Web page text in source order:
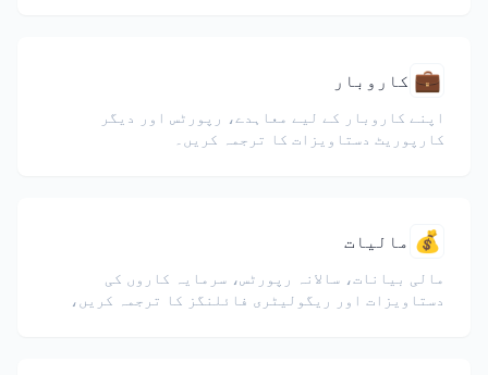
💼 کاروبار
اپنے کاروبار کے لیے معاہدے، رپورٹس اور دیگر
کارپوریٹ دستاویزات کا ترجمہ کریں۔
💰 مالیات
مالی بیانات، سالانہ رپورٹس، سرمایہ کاروں کی
دستاویزات اور ریگولیٹری فائلنگز کا ترجمہ کریں،